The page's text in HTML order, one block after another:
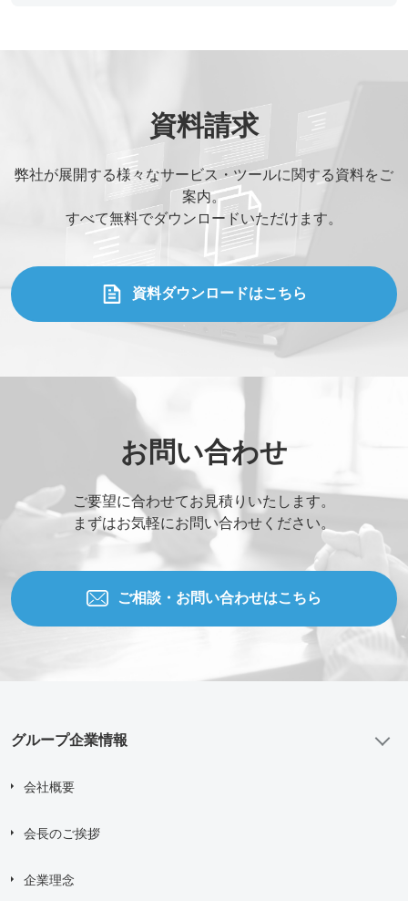
お問い合わせ内容
添付ファイル (合計10MBまでの添付ファイルが送信できま
Browse Files
Upload upto
必須項目に入力してください。
問い合わせにあたり、「個人情報の取り扱い について」
同意する
送信する
資料請求
弊社が展開する様々なサービス・ツールに関する資料をご
案内。
すべて無料でダウンロードいただけます。
資料ダウンロードはこちら
お問い合わせ
ご要望に合わせてお見積りいたします。
まずはお気軽にお問い合わせください。
ご相談・お問い合わせはこちら
グループ企業情報
会社概要
会長のご挨拶
企業理念